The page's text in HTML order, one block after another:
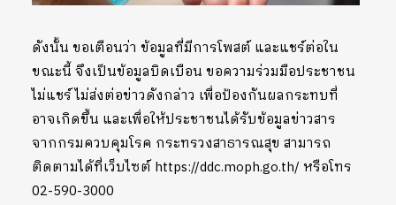
ดังนั้น ขอเตือนว่า ข้อมูลที่มีการโพสต์ และแชร์ต่อใน
ขณะนี้ จึงเป็นข้อมูลบิดเบือน ขอความร่วมมือประชาชน
ไม่แชร์ ไม่ส่งต่อข่าวดังกล่าว เพื่อป้องกันผลกระทบที่
อาจเกิดขึ้น และเพื่อให้ประชาชนได้รับข้อมูลข่าวสาร
จากกรมควบคุมโรค กระทรวงสาธารณสุข สามารถ
ติดตามได้ที่เว็บไซต์ https://ddc.moph.go.th/ หรือโทร
02-590-3000